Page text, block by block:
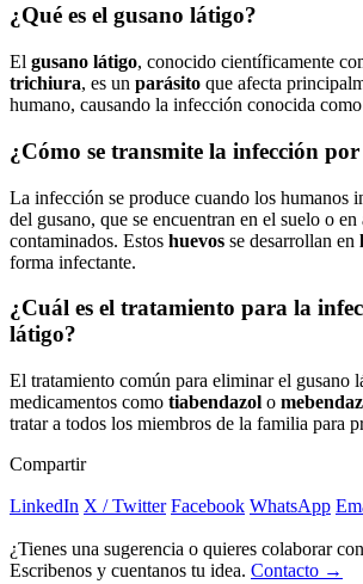
¿Qué es el gusano látigo?
El gusano látigo, conocido científicamente
trichiura, es un parásito que afecta
humano, causando la infección conocida como
¿Cómo se transmite la infección
La infección se produce cuando los humanos
del gusano, que se encuentran en el suelo o en
contaminados. Estos huevos se desarrollan en
forma infectante.
¿Cuál es el tratamiento para la
látigo?
El tratamiento común para eliminar el gusano
medicamentos como tiabendazol o
tratar a todos los miembros de la familia para
Compartir
LinkedIn X / Twitter Facebook WhatsApp
¿Tienes una sugerencia o quieres colaborar con
Escribenos y cuentanos tu idea. Contacto →